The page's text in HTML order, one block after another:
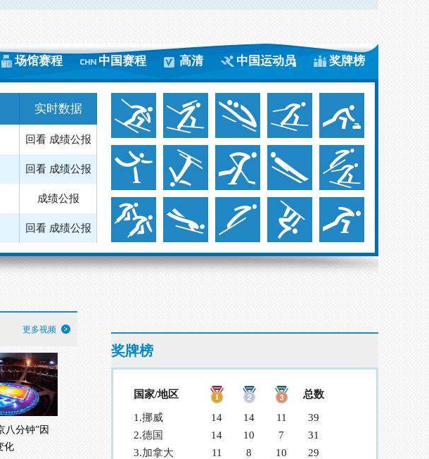
场馆赛程 中国赛程 高清 中国运动员 奖牌榜
实时数据
回看 成绩公报
成绩公报
回看 成绩公报
回看 成绩公报
回看 成绩公报
回看 成绩公报
回看 成绩公报
更多视频
八分钟”因
化
奖牌榜
国家/地区 总数
1.挪威 14 14 11
39
2.德国 14 10 7
31
3.加拿大 11 8 10 29